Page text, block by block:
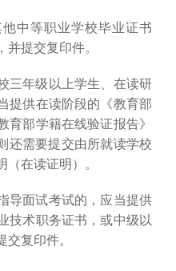
中等职业学校毕业证书
提交复印件。
三年级以上学生、在读研
提供在读阶段的《教育部
育部学籍在线验证报告》
还需要提交由所就读学校
在读证明）。
导面试考试的，应当提供
技术职务证书，或中级以
交复印件。